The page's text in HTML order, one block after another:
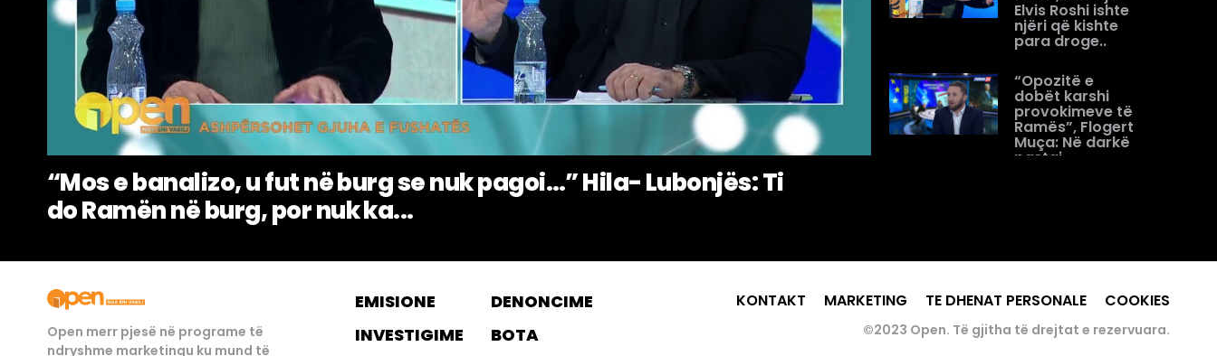
“Mos e banalizo, u fut në burg se nuk pagoi…” Hila- Lubonjës: Ti
do Ramën në burg, por nuk ka...
Elvis Roshi ishte
njëri që kishte
para droge..
“Opozitë e
dobët karshi
provokimeve të
Ramës”, Flogert
Muça: Në darkë
pastaj
gjuhën e Ramës/
demoralizuese
“Nuk flas me
Open merr pjesë në programe të
ndryshme marketingu ku mund të
EMISIONE
INVESTIGIME
DENONCIME
BOTA
KONTAKT MARKETING TE DHENAT PERSONALE COOKIES
©2023 Open. Të gjitha të drejtat e rezervuara.